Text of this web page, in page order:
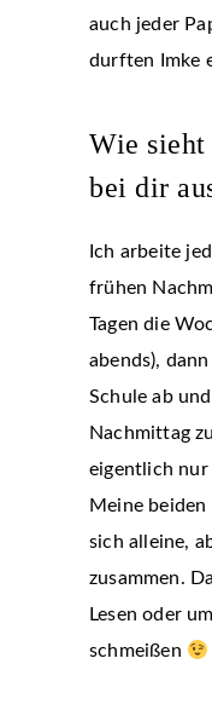
auch jeder
durften Imke
Wie sieht
bei dir
Ich arbeite
frühen
Tagen die
abends),
Schule ab
Nachmittag
eigentlich nur
Meine
sich alleine,
zusammen.
Lesen oder
schmeißen